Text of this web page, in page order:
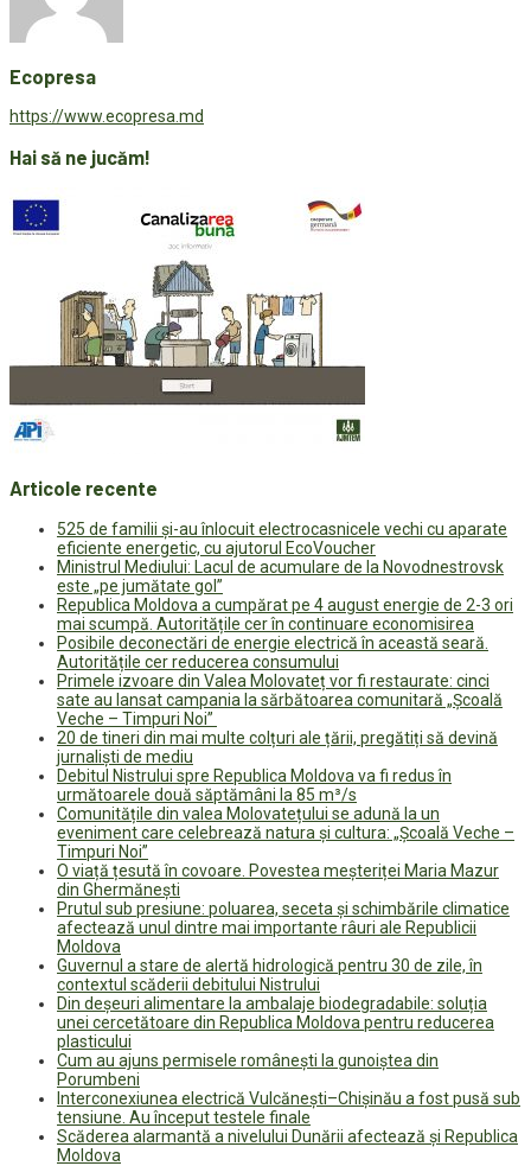
Ecopresa
https://www.ecopresa.md
Hai să ne jucăm!
Articole recente
525 de familii și-au înlocuit electrocasnicele vechi cu aparate
eficiente energetic, cu ajutorul EcoVoucher
Ministrul Mediului: Lacul de acumulare de la Novodnestrovsk
este „pe jumătate gol”
Republica Moldova a cumpărat pe 4 august energie de 2-3 ori
mai scumpă. Autoritățile cer în continuare economisirea
Posibile deconectări de energie electrică în această seară.
Autoritățile cer reducerea consumului
Primele izvoare din Valea Molovateț vor fi restaurate: cinci
sate au lansat campania la sărbătoarea comunitară „Școală
Veche – Timpuri Noi”
20 de tineri din mai multe colțuri ale țării, pregătiți să devină
jurnaliști de mediu
Debitul Nistrului spre Republica Moldova va fi redus în
următoarele două săptămâni la 85 m³/s
Comunitățile din valea Molovatețului se adună la un
eveniment care celebrează natura și cultura: „Școală Veche –
Timpuri Noi”
O viață țesută în covoare. Povestea meșteriței Maria Mazur
din Ghermănești
Prutul sub presiune: poluarea, seceta și schimbările climatice
afectează unul dintre mai importante râuri ale Republicii
Moldova
Guvernul a stare de alertă hidrologică pentru 30 de zile, în
contextul scăderii debitului Nistrului
Din deșeuri alimentare la ambalaje biodegradabile: soluția
unei cercetătoare din Republica Moldova pentru reducerea
plasticului
Cum au ajuns permisele românești la gunoiștea din
Porumbeni
Interconexiunea electrică Vulcănești–Chișinău a fost pusă sub
tensiune. Au început testele finale
Scăderea alarmantă a nivelului Dunării afectează și Republica
Moldova